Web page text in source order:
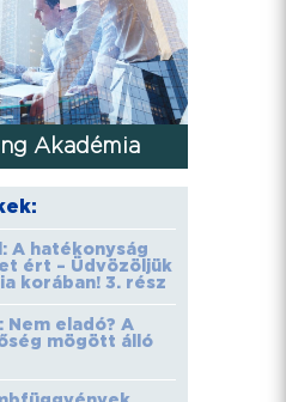
Akadémia
A hatékonyság
ért – Üdvözöljük
korában! 3. rész
Nem eladó? A
mögött álló